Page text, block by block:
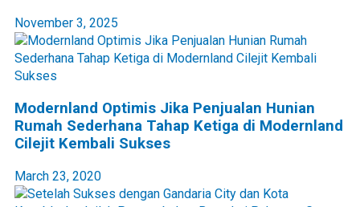
November 3, 2025
Modernland Optimis Jika Penjualan Hunian
Rumah Sederhana Tahap Ketiga di Modernland
Cilejit Kembali Sukses
March 23, 2020